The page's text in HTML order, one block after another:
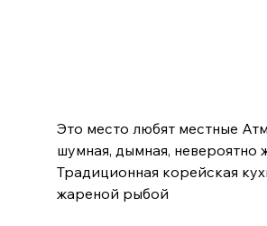
Это место любят местные
шумная, дымная, невероятно
Традиционная корейская
жареной рыбой